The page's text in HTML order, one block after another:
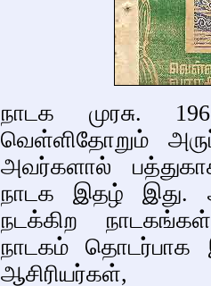
நாடக முரசு.
வெள்ளிதோறும்
அவர்களால்
நாடக இதழ் இது.
நடக்கிற
நாடகம் தொடர்பாக
ஆசிரியர்கள்,